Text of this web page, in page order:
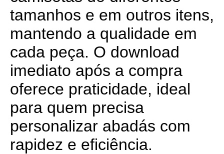
tamanhos e em outros itens,
mantendo a qualidade em
cada peça. O download
imediato após a compra
oferece praticidade, ideal
para quem precisa
personalizar abadás com
rapidez e eficiência.